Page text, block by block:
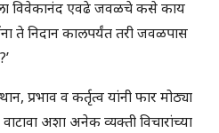
विवेकानंद एवढे जवळचे कसे काय
ते निदान कालपर्यंत तरी जवळपास
प्रभाव व कर्तृत्व यांनी फार मोठ्या
अशा अनेक व्यक्ती विचारांच्या